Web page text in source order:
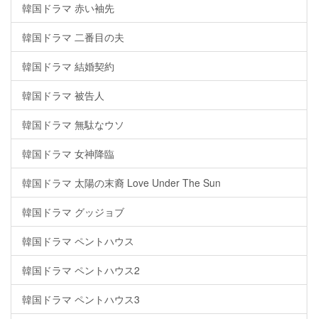
韓国ドラマ 赤い袖先
韓国ドラマ 二番目の夫
韓国ドラマ 結婚契約
韓国ドラマ 被告人
韓国ドラマ 無駄なウソ
韓国ドラマ 女神降臨
韓国ドラマ 太陽の末裔 Love Under The Sun
韓国ドラマ グッジョブ
韓国ドラマ ペントハウス
韓国ドラマ ペントハウス2
韓国ドラマ ペントハウス3